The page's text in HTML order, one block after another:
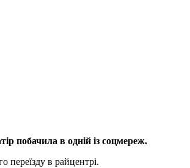
побачила в одній із соцмереж.
переїзду в райцентрі.